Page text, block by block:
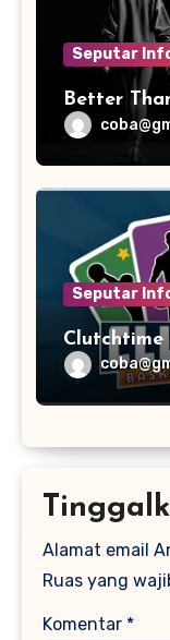
Seputar
Better
Seputar
Clutchtime
Alamat email
Ruas yang
Komentar *